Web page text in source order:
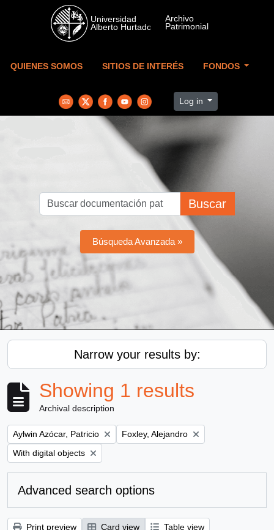
Skip to main content
QUIENES SOMOS SITIOS DE INTERÉS FONDOS
Log in
Buscar
Búsqueda Avanzada »
Narrow your results by:
Showing 1 results
Archival description
Remove filter:
Aylwin Azócar, Patricio Remove filter:
Foxley, Alejandro
Remove filter:
With digital objects
Advanced search options
Print preview Card view
Table view